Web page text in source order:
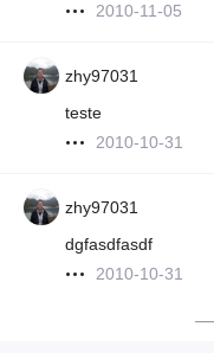
2010-11-05
zhy97031
teste
2010-10-31
zhy97031
dgfasdfasdf
2010-10-31